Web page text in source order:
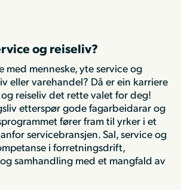
og reiseliv?
med menneske, yte service og
eller varehandel? Då er ein karriere
reiseliv det rette valet for deg!
etterspør gode fagarbeidarar og
fører fram til yrker i et
servicebransjen. Sal, service og
i forretningsdrift,
samhandling med et mangfald av